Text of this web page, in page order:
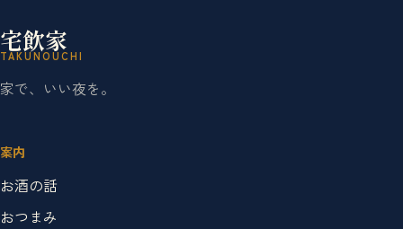
宅飲家
TAKUNOUCHI
家で、いい夜を。
案内
お酒の話
おつまみ